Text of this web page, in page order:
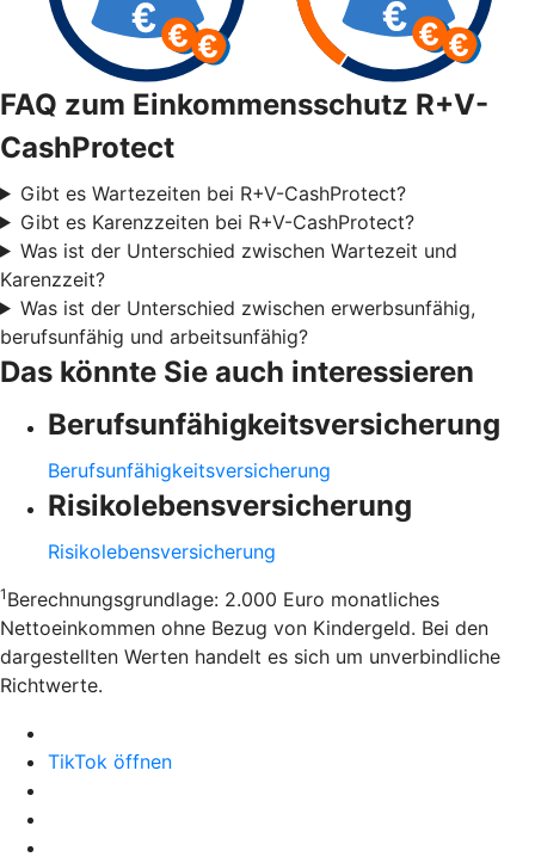
FAQ zum Einkommensschutz R+V-
CashProtect
Gibt es Wartezeiten bei R+V-CashProtect?
Gibt es Karenzzeiten bei R+V-CashProtect?
Was ist der Unterschied zwischen Wartezeit und
Karenzzeit?
Was ist der Unterschied zwischen erwerbsunfähig,
berufsunfähig und arbeitsunfähig?
Das könnte Sie auch interessieren
Berufsunfähigkeitsversicherung
Berufsunfähigkeitsversicherung
Risikolebensversicherung
Risikolebensversicherung
1 Berechnungsgrundlage: 2.000 Euro monatliches
Nettoeinkommen ohne Bezug von Kindergeld. Bei den
dargestellten Werten handelt es sich um unverbindliche
Richtwerte.
TikTok öffnen